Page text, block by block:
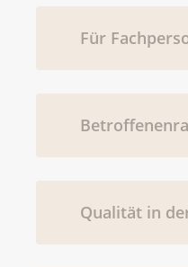
Für
Qualität in